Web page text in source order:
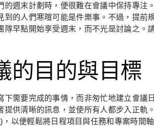
的週末計劃時，便很難在會議中保持專注
到的人們寒暄可能是件樂事。不過，提前
隊早點開始享受週末，而不光是討論之。
的目的與目標
下需要完成的事情，而非匆忙地建立會議
提供清晰的訊息，並使所有人都步入正軌
)，以便輕鬆將日程項目與任務和專案時間